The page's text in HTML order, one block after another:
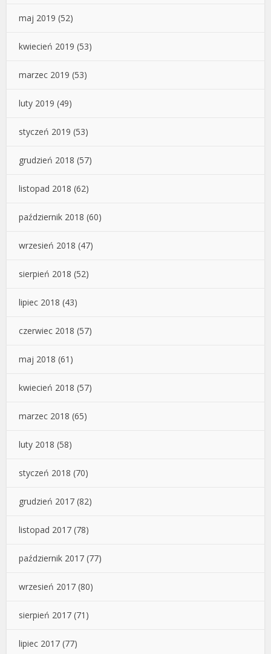
maj 2019 (52)
kwiecień 2019 (53)
marzec 2019 (53)
luty 2019 (49)
styczeń 2019 (53)
grudzień 2018 (57)
listopad 2018 (62)
październik 2018 (60)
wrzesień 2018 (47)
sierpień 2018 (52)
lipiec 2018 (43)
czerwiec 2018 (57)
maj 2018 (61)
kwiecień 2018 (57)
marzec 2018 (65)
luty 2018 (58)
styczeń 2018 (70)
grudzień 2017 (82)
listopad 2017 (78)
październik 2017 (77)
wrzesień 2017 (80)
sierpień 2017 (71)
lipiec 2017 (77)